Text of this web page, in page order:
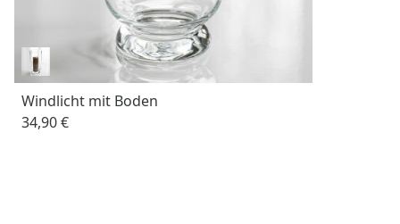
Windlicht mit Boden
34,90 €